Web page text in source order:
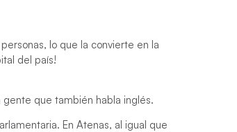
lo que la convierte en la
del país!
gente que también habla inglés.
En Atenas, al igual que